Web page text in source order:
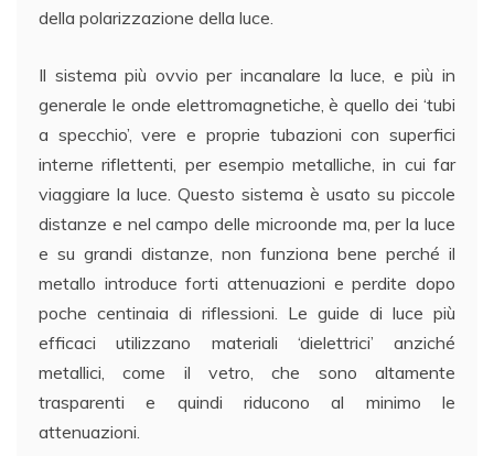
della polarizzazione della luce.
Il sistema più ovvio per incanalare la luce, e più in
generale le onde elettromagnetiche, è quello dei ‘tubi
a specchio’, vere e proprie tubazioni con superfici
interne riflettenti, per esempio metalliche, in cui far
viaggiare la luce. Questo sistema è usato su piccole
distanze e nel campo delle microonde ma, per la luce
e su grandi distanze, non funziona bene perché il
metallo introduce forti attenuazioni e perdite dopo
poche centinaia di riflessioni. Le guide di luce più
efficaci utilizzano materiali ‘dielettrici’ anziché
metallici, come il vetro, che sono altamente
trasparenti e quindi riducono al minimo le
attenuazioni.